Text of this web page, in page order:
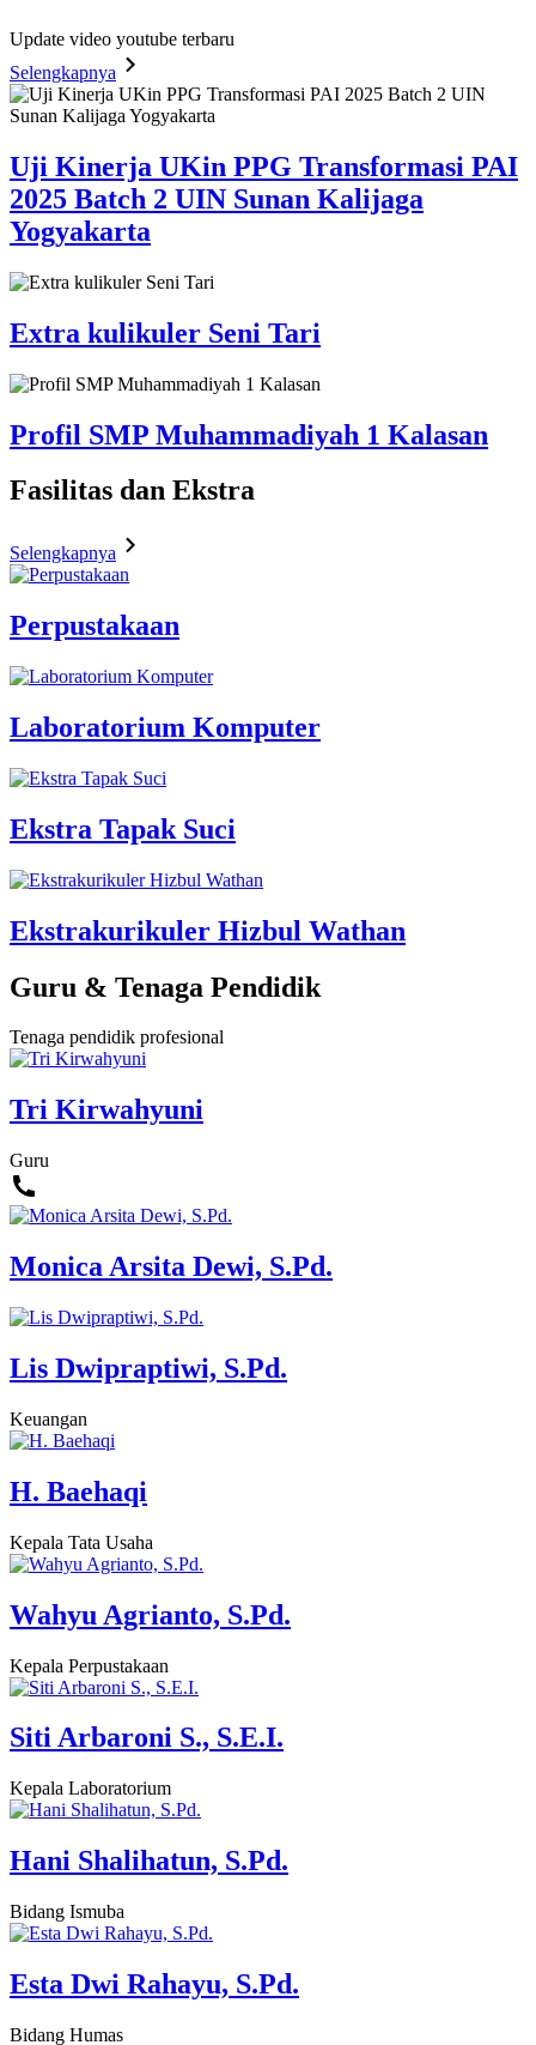
Update video youtube terbaru
Selengkapnya
Uji Kinerja UKin PPG Transformasi PAI
2025 Batch 2 UIN Sunan Kalijaga
Yogyakarta
Extra kulikuler Seni Tari
Profil SMP Muhammadiyah 1 Kalasan
Fasilitas dan Ekstra
Selengkapnya
Perpustakaan
Laboratorium Komputer
Ekstra Tapak Suci
Ekstrakurikuler Hizbul Wathan
Guru & Tenaga Pendidik
Tenaga pendidik profesional
Tri Kirwahyuni
Guru
Monica Arsita Dewi, S.Pd.
Lis Dwipraptiwi, S.Pd.
Keuangan
H. Baehaqi
Kepala Tata Usaha
Wahyu Agrianto, S.Pd.
Kepala Perpustakaan
Siti Arbaroni S., S.E.I.
Kepala Laboratorium
Hani Shalihatun, S.Pd.
Bidang Ismuba
Esta Dwi Rahayu, S.Pd.
Bidang Humas